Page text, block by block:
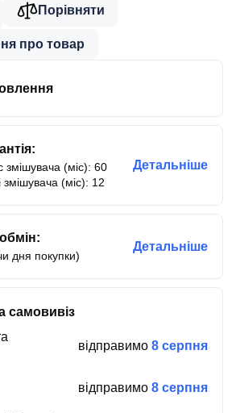
Порівняти
про товар
змішувача (міс): 60
змішувача (міс): 12
Детальніше
дня покупки)
Детальніше
самовивіз
відправимо 8 серпня
відправимо 8 серпня